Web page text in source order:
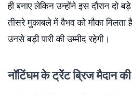
ही बनाए लेकिन उन्होंने इस दौरान
तीसरे मुकाबले में वैभव को मौका मिलता
उनसे बड़ी पारी की उम्मीद रहेगी।
नॉटिंघम के ट्रेंट ब्रिज मैदान